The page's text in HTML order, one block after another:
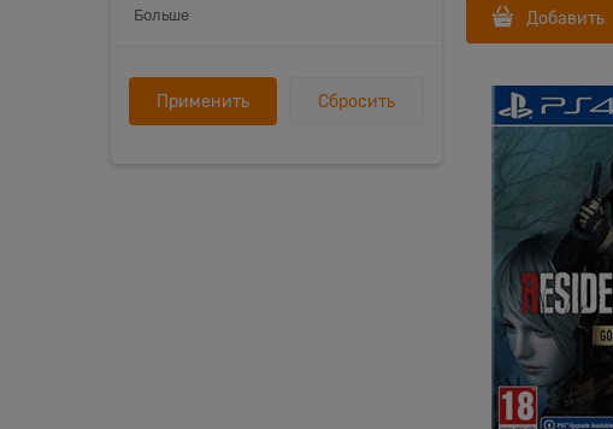
Больше Добавить